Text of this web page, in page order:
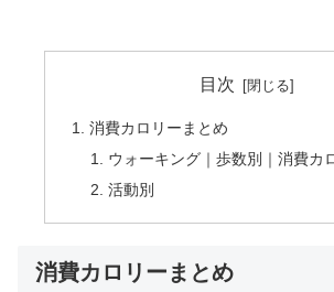
目次
消費カロリーまとめ
ウォーキング｜歩数別｜消費カ
活動別
消費カロリーまとめ